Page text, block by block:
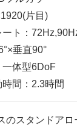
片目)
ート：
垂直90°
一体型6DoF
間：2.3時間
のスタンドアロ